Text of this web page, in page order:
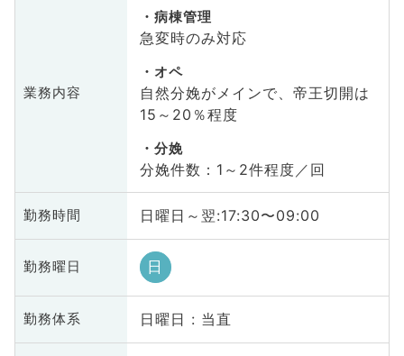
業務内容
病棟管理
急変時のみ対応
オペ
自然分娩がメインで、帝王切開は
15～20％程度
分娩
分娩件数：1～2件程度／回
勤務時間 日曜日～翌:17:30〜09:00
勤務曜日 日
勤務体系 日曜日 : 当直